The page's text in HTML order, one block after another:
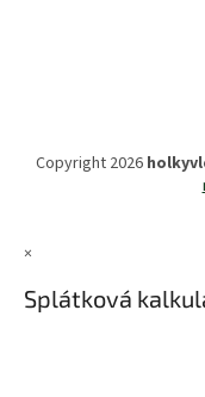
Copyright 2026
×
Splátková